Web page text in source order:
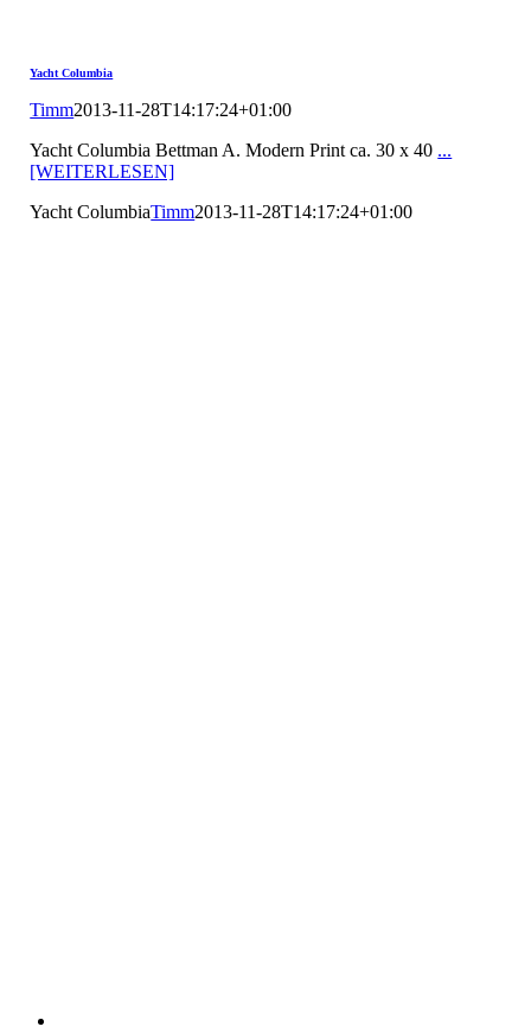
Yacht Columbia
Timm2013-11-28T14:17:24+01:00
Yacht Columbia Bettman A. Modern Print ca. 30 x 40 ...
[WEITERLESEN]
Yacht ColumbiaTimm2013-11-28T14:17:24+01:00